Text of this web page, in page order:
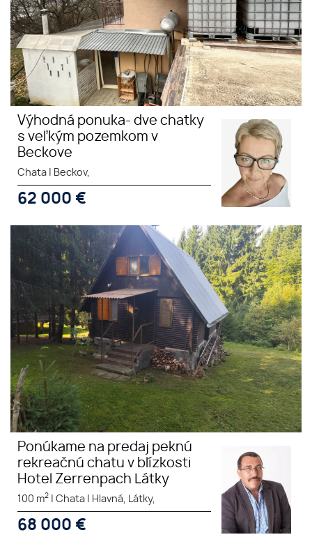
Výhodná ponuka- dve chatky
s veľkým pozemkom v
Beckove
Chata Beckov,
62 000 €
Ponúkame na predaj peknú
rekreačnú chatu v blízkosti
Hotel Zerrenpach Látky
Ponúkame na predaj peknú
rekreačnú chatu v blízkosti
Hotel Zerrenpach Látky
100 m2 Chata Hlavná, Látky,
68 000 €